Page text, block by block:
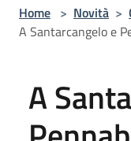
Home > Novità >
A Santarcangelo e
A